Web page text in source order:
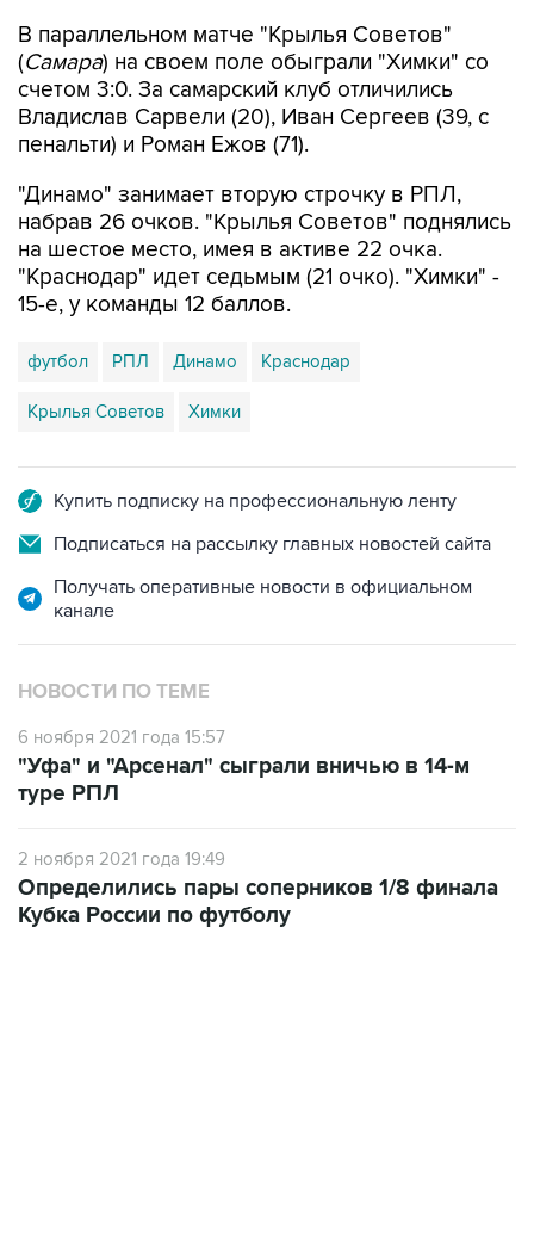
В параллельном матче "Крылья Советов"
(Самара) на своем поле обыграли "Химки" со
счетом 3:0. За самарский клуб отличились
Владислав Сарвели (20), Иван Сергеев (39, с
пенальти) и Роман Ежов (71).
"Динамо" занимает вторую строчку в РПЛ,
набрав 26 очков. "Крылья Советов" поднялись
на шестое место, имея в активе 22 очка.
"Краснодар" идет седьмым (21 очко). "Химки" -
15-е, у команды 12 баллов.
футбол РПЛ Динамо Краснодар
Крылья Советов Химки
Купить подписку на профессиональную ленту
Подписаться на рассылку главных новостей сайта
Получать оперативные новости в официальном
канале
НОВОСТИ ПО ТЕМЕ
6 ноября 2021 года 15:57
"Уфа" и "Арсенал" сыграли вничью в 14-м
туре РПЛ
2 ноября 2021 года 19:49
Определились пары соперников 1/8 финала
Кубка России по футболу